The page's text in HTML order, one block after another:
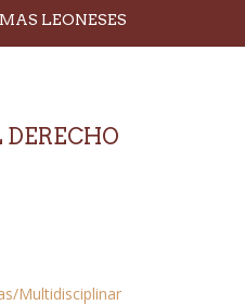
LEONESES
Multidisciplinar